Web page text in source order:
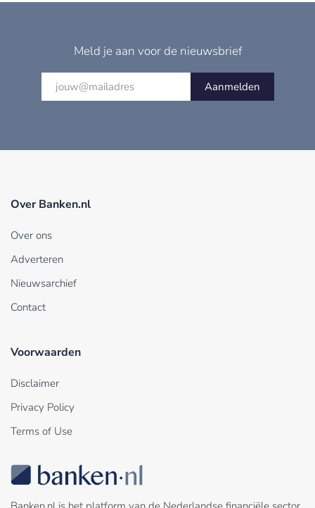
Meld je aan voor de nieuwsbrief
Aanmelden
Over Banken.nl
Over ons
Adverteren
Nieuwsarchief
Contact
Voorwaarden
Disclaimer
Privacy Policy
Terms of Use